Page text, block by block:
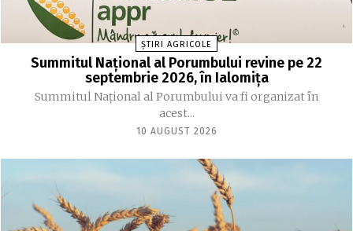
ȘTIRI AGRICOLE
Summitul Național al Porumbului revine pe 22
septembrie 2026, în Ialomița
Summitul Național al Porumbului va fi organizat în
acest...
10 AUGUST 2026